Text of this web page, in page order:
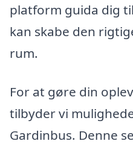
platform guida dig
kan skabe den
rum.
For at gøre din
tilbyder vi
Gardinbus. Denne